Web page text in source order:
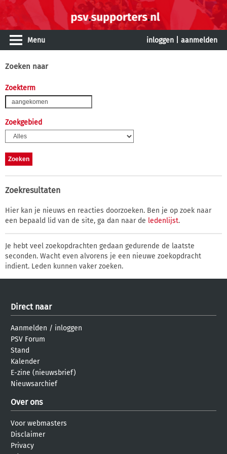
Menu inloggen aanmelden
Zoeken naar
Zoekterm
Zoekgebied
Zoekresultaten
Hier kan je nieuws en reacties doorzoeken. Ben je op zoek naar
een bepaald lid van de site, ga dan naar de ledenlijst.
Je hebt veel zoekopdrachten gedaan gedurende de laatste
seconden. Wacht even alvorens je een nieuwe zoekopdracht
indient. Leden kunnen vaker zoeken.
Direct naar
Aanmelden / inloggen
PSV Forum
Stand
Kalender
E-zine (nieuwsbrief)
Nieuwsarchief
Over ons
Voor webmasters
Disclaimer
Privacy